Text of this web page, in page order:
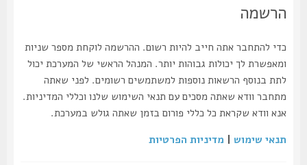
הרשמה
כדי להתחבר אתה חייב להיות רשום. ההרשמה לוקחת מספר שניות
ומאפשרת לך יכולות גבוהות יותר. המנהל הראשי של המערכת יכול
לתת בנוסף הרשאות נוספות למשתמשים רשומים. לפני שאתה
מתחבר וודא שאתה מסכים עם תנאי השימוש שלנו וכללי המדיניות.
אנא וודא שקראת כל כללי פורום בזמן שאתה גולש במערכת.
תנאי שימוש|מדיניות הפרטיות